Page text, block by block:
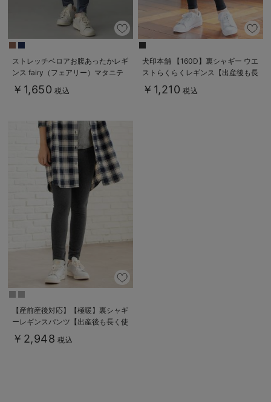
ストレッチベロアお腹あったかレギ
ンス fairy（フェアリー）マタニテ
ィ・産後 【出産後も長く使える】
￥1,650 税込
犬印本舗 【160D】裏シャギー ウエ
ストらくらくレギンス【出産後も長
く使える】
￥1,210 税込
【産前産後対応】【極暖】裏シャギ
ーレギンスパンツ【出産後も長く使
える】
￥2,948 税込